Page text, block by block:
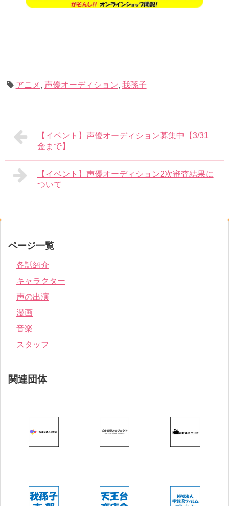
アニメ , 声優オーディション, 我孫子
【イベント】声優オーディション募集中【3/31
金まで】
【イベント】声優オーディション2次審査結果に
ついて
ページ一覧
各話紹介
キャラクター
声の出演
漫画
音楽
スタッフ
関連団体